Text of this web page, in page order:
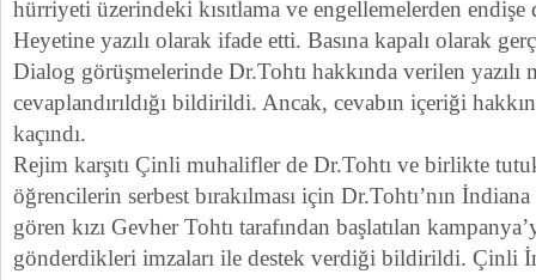
hürriyeti üzerindeki kısıtlama ve engellemelerden endişe
Heyetine yazılı olarak ifade etti. Basına kapalı olarak
Dialog görüşmelerinde Dr.Tohtı hakkında verilen yazılı
cevaplandırıldığı bildirildi. Ancak, cevabın içeriği
kaçındı.
Rejim karşıtı Çinli muhalifler de Dr.Tohtı ve birlikte
öğrencilerin serbest bırakılması için Dr.Tohtı’nın
gören kızı Gevher Tohtı tarafından başlatılan
gönderdikleri imzaları ile destek verdiği bildirildi. Çinli